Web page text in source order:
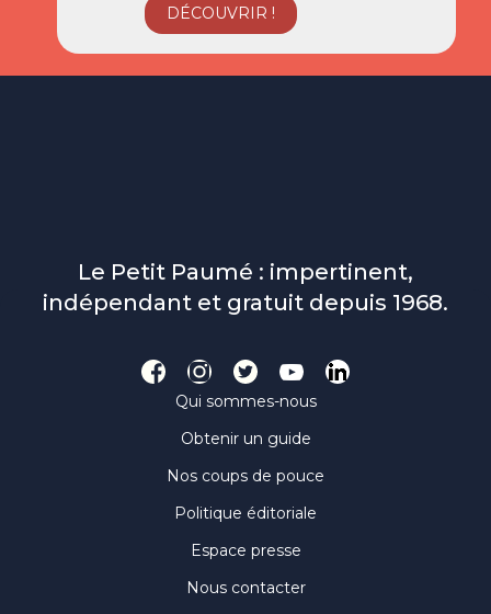
Le Petit Paumé : impertinent,
indépendant et gratuit depuis 1968.
Qui sommes-nous
Obtenir un guide
Nos coups de pouce
Politique éditoriale
Espace presse
Nous contacter